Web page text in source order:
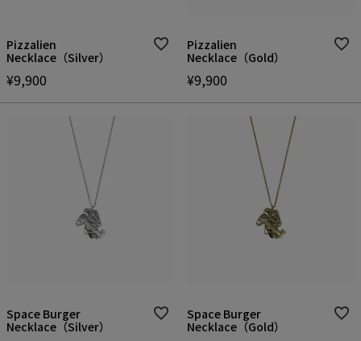
Pizzalien
Necklace（Silver）
¥9,900
Pizzalien
Necklace（Gold）
¥9,900
Space Burger
Necklace（Silver）
Space Burger
Necklace（Gold）